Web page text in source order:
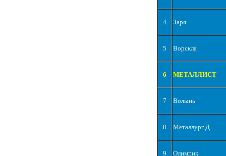
4 Заря
5 Ворскла
6 МЕТАЛЛИСТ
7 Волынь
8 Металлург Д
9 Олимпик